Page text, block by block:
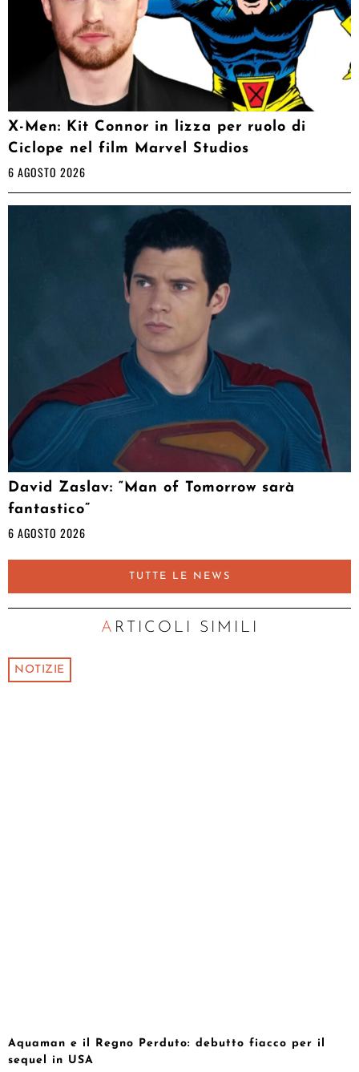
X-Men: Kit Connor in lizza per ruolo di
Ciclope nel film Marvel Studios
6 AGOSTO 2026
David Zaslav: “Man of Tomorrow sarà
fantastico”
6 AGOSTO 2026
TUTTE LE NEWS
ARTICOLI SIMILI
NOTIZIE
Aquaman e il Regno Perduto: debutto fiacco per il
sequel in USA